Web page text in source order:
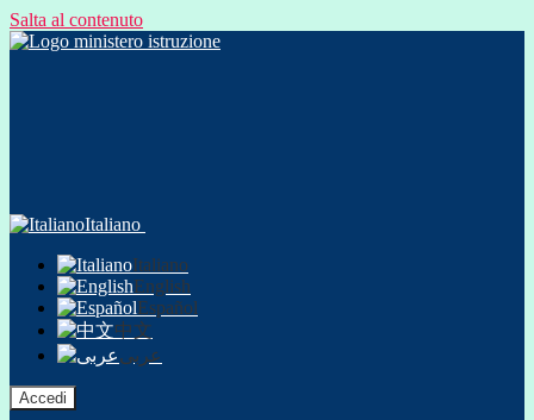
Salta al contenuto
Italiano
Italiano
English
Español
中文
عربى
Accedi